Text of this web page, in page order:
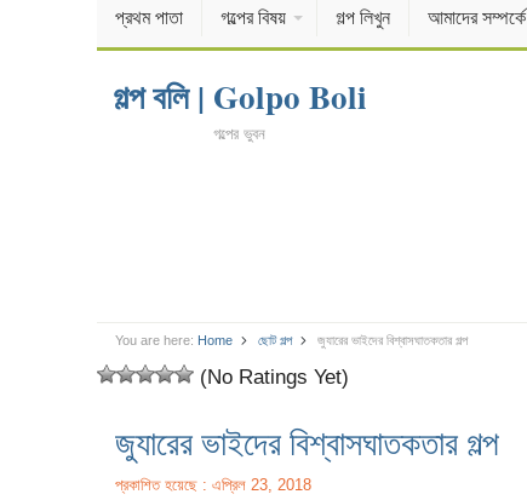
প্রথম পাতা গল্পের বিষয় গল্প লিখুন আমাদের সম্পর্কে
গল্প বলি | Golpo Boli
গল্পের ভুবন
You are here: Home ছোট গল্প জুযারের ভাইদের বিশ্বাসঘাতকতার গল্প
(No Ratings Yet)
জুযারের ভাইদের বিশ্বাসঘাতকতার গল্প
প্রকাশিত হয়েছে : এপ্রিল 23, 2018